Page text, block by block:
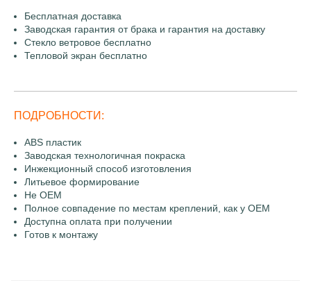
Бесплатная доставка
Заводская гарантия от брака и гарантия на доставку
Стекло ветровое бесплатно
Тепловой экран бесплатно
ПОДРОБНОСТИ:
ABS пластик
Заводская технологичная покраска
Инжекционный способ изготовления
Литьевое формирование
Не OEM
Полное совпадение по местам креплений, как у OEM
Доступна оплата при получении
Готов к монтажу